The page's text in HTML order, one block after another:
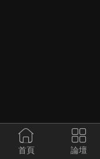
首頁 論壇